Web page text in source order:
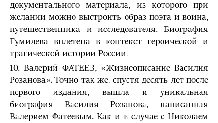
документального материала, из которого при
желании можно выстроить образ поэта и воина,
путешественника и исследователя. Биография
Гумилева вплетена в контекст героической и
трагической истории России.
10. Валерий ФАТЕЕВ, «Жизнеописание Василия
Розанова». Точно так же, спустя десять лет после
первого издания, вышла и уникальная
биография Василия Розанова, написанная
Валерием Фатеевым. Как и в случае с Николаем